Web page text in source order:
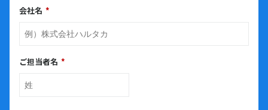
会社名 *
ご担当者名 *